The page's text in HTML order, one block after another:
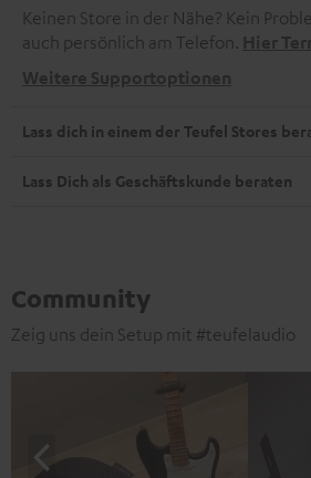
Keinen Store in der Nähe? Kein
auch persönlich am Telefon. Hier
Weitere Supportoptionen
Lass dich in einem der Teufel Stores
Lass Dich als Geschäftskunde beraten
Community
Zeig uns dein Setup mit #teufelaudio